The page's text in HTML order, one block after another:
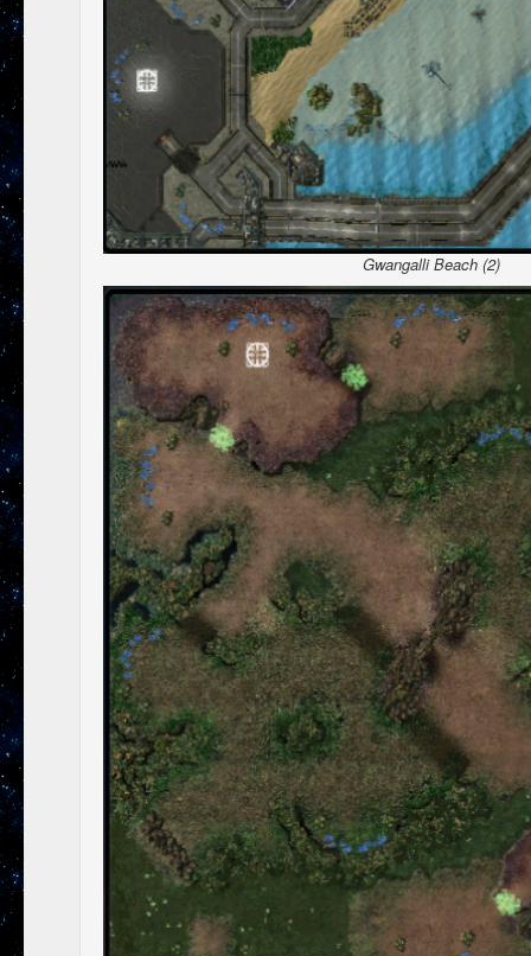
Gwangalli Beach (2)